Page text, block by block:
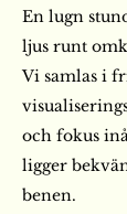
En lugn
ljus runt
Vi samlas i
och fokus
ligger
benen.